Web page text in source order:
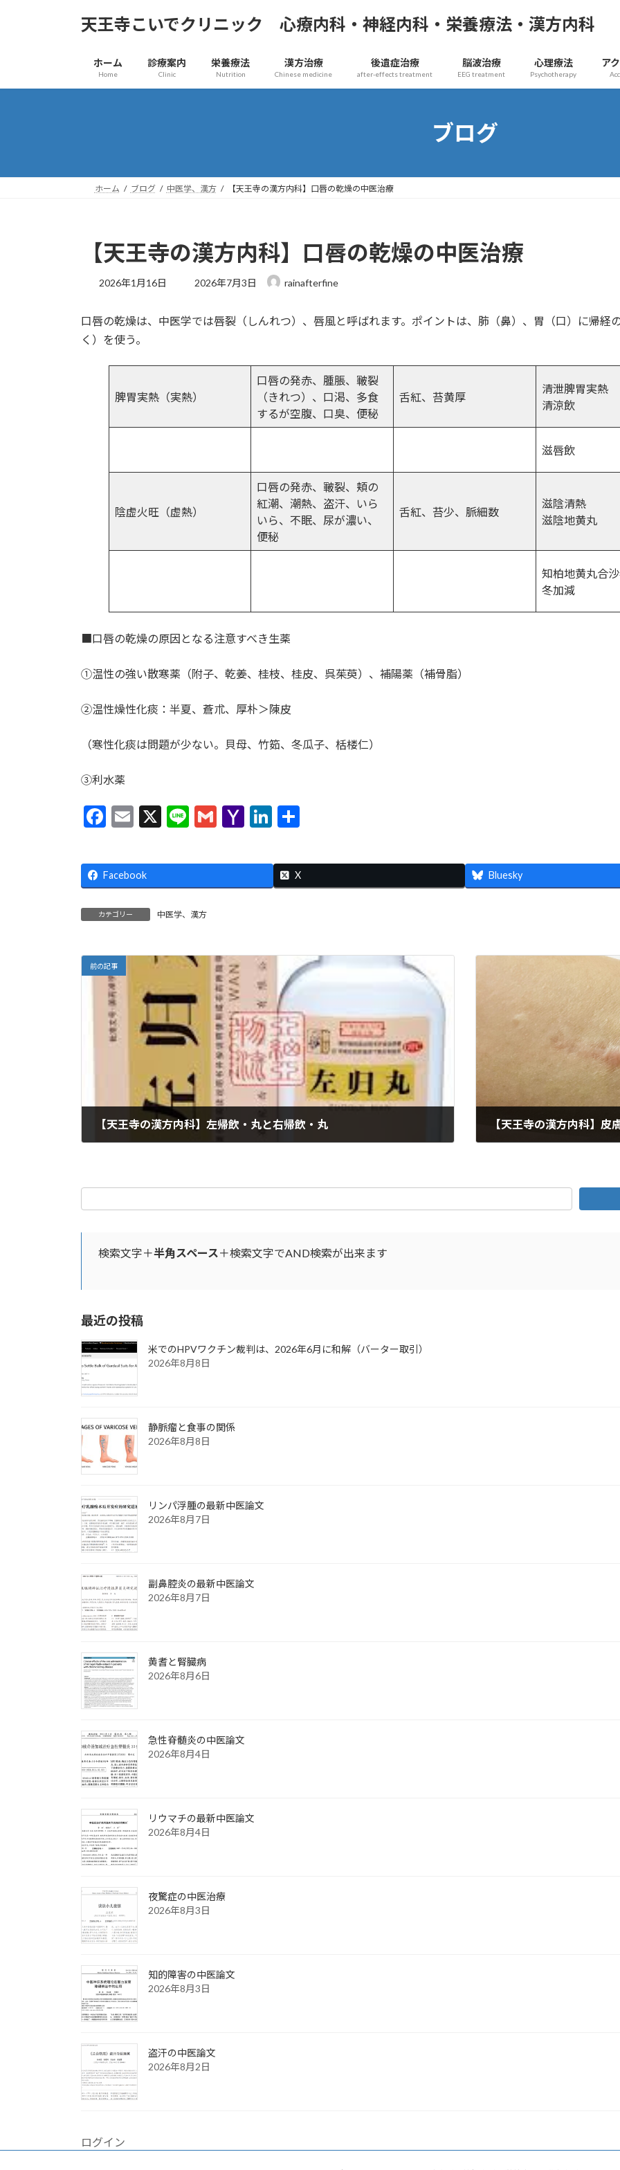
へ
ョ
天王寺こいでクリニック 心療内科・神経内科・栄養療法・漢方内科
ホーム
Home
診療案内
Clinic
栄養療法
Nutrition
漢方治療
Chinese medicine
後遺症治療
after-effects treatment
脳波治療
EEG treatment
心理療法
Psychotherapy
ア
ブログ
ホーム ブログ 中医学、漢方 【天王寺の漢方内科】口唇の乾燥の中医治療
【天王寺の漢方内科】口唇の乾燥の中医治療
2026年1月16日
最
新
2026年7月3日 rainafterfine
口唇の乾燥は、中医学では唇裂（しんれつ）、唇風と呼ばれます。ポイントは、肺（鼻）、胃（口）に帰経
く）を使う。
脾胃実熱（実熱）
口唇の発赤、腫脹、皸裂
（きれつ）、口渇、多食
するが空腹、口臭、便秘
舌紅、苔黄厚
清泄脾胃実熱
清涼飲
滋唇飲
陰虚火旺（虚熱）
口唇の発赤、皸裂、頬の
紅潮、潮熱、盗汗、いら
いら、不眠、尿が濃い、
便秘
舌紅、苔少、脈細数
滋陰清熱
滋陰地黄丸
知柏地黄丸合
冬加減
■口唇の乾燥の原因となる注意すべき生薬
①温性の強い散寒薬（附子、乾姜、桂枝、桂皮、呉茱萸）、補陽薬（補骨脂）
②温性燥性化痰：半夏、蒼朮、厚朴＞陳皮
（寒性化痰は問題が少ない。貝母、竹筎、冬瓜子、栝楼仁）
③利水薬
F
e
b
o
o
k
E
ai
l
X
Li
e
G
ai
l
Y
h
o
ai
Li
ke
dI
Facebook X Bluesky
カテゴリー 中医学、漢方
前の記事
【天王寺の漢方内科】左帰飲・丸と右帰飲・丸 【天王寺の漢方内科】皮
検索文字＋半角スペース＋検索文字でAND検索が出来ます
最近の投稿
米でのHPVワクチン裁判は、2026年6月に和解（バーター取引）
2026年8月8日
静脈瘤と食事の関係
2026年8月8日
リンパ浮腫の最新中医論文
2026年8月7日
副鼻腔炎の最新中医論文
2026年8月7日
黄耆と腎臓病
2026年8月6日
急性脊髄炎の中医論文
2026年8月4日
リウマチの最新中医論文
2026年8月4日
夜驚症の中医治療
2026年8月3日
知的障害の中医論文
2026年8月3日
盗汗の中医論文
2026年8月2日
ログイン